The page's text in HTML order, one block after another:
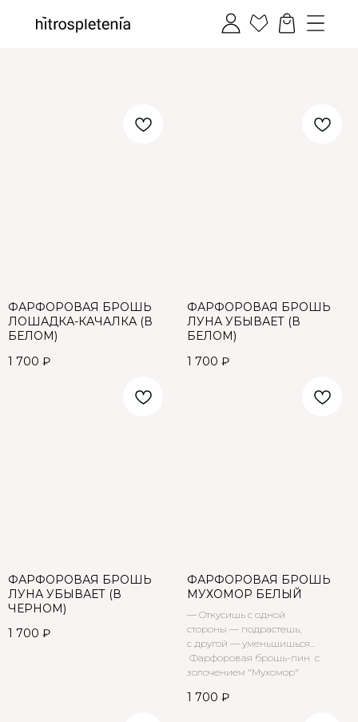
ФАРФОРОВАЯ БРОШЬ
ЛОШАДКА-КАЧАЛКА (В
БЕЛОМ)
1 700 ₽
ФАРФОРОВАЯ БРОШЬ
ЛУНА УБЫВАЕТ (В
БЕЛОМ)
1 700 ₽
ФАРФОРОВАЯ БРОШЬ
ЛУНА УБЫВАЕТ (В
ЧЕРНОМ)
1 700 ₽
ФАРФОРОВАЯ БРОШЬ
МУХОМОР БЕЛЫЙ
— Откусишь с одной
стороны — подрастешь,
с другой — уменьшишься...
Фарфоровая брошь-пин с
золочением "Мухомор"
1 700 ₽